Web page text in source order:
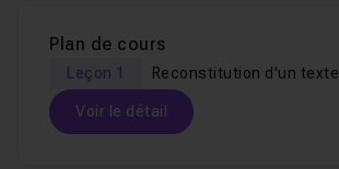
Plan de cours
Leçon 1 Reconstitution d'un texte
Voir le détail